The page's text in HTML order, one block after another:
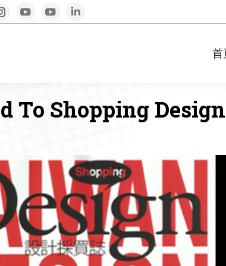
Instagram
YouTubeYouTubeLinkedin
首
To Shopping
首